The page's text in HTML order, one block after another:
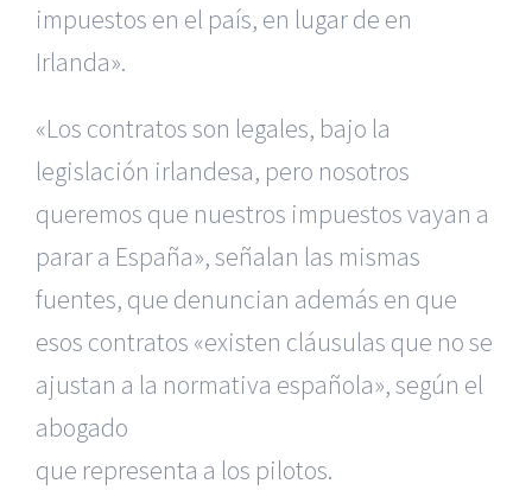
impuestos en el país, en lugar de en
Irlanda».
«Los contratos son legales, bajo la
legislación irlandesa, pero nosotros
queremos que nuestros impuestos vayan a
parar a España», señalan las mismas
fuentes, que denuncian además en que
esos contratos «existen cláusulas que no se
ajustan a la normativa española», según el
abogado
que representa a los pilotos.